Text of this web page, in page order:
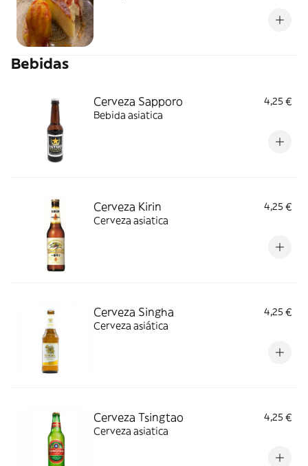
Bebidas
Cerveza Sapporo
4,25 €
Bebida asiatica
Cerveza Kirin
4,25 €
Cerveza asiatica
Cerveza Singha
4,25 €
Cerveza asiática
Cerveza Tsingtao
4,25 €
Cerveza asiatica